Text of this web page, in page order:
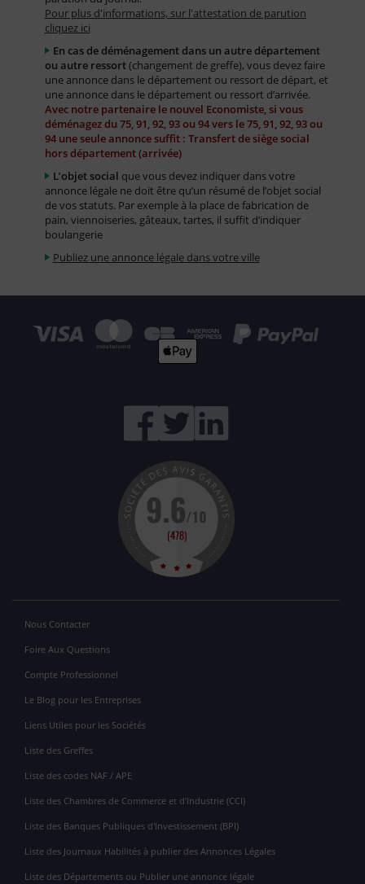
Pour plus d'informations, sur l'attestation de parution
cliquez ici
En cas de déménagement dans un autre département
ou autre ressort(changement de greffe), vous devez faire
une annonce dans le département ou ressort de départ, et
une annonce dans le département ou ressort d’arrivée.
Avec notre partenaire le nouvel Economiste, si vous
déménagez du 75, 91, 92, 93 ou 94 vers le 75, 91, 92, 93 ou
94 une seule annonce suffit : Transfert de siège social
hors département (arrivée)
L’objet social que vous devez indiquer dans votre
annonce légale ne doit être qu’un résumé de l’objet social
de vos statuts. Par exemple à la place de fabrication de
pain, viennoiseries, gâteaux, tartes, il suffit d’indiquer
boulangerie
Publiez une annonce légale dans votre ville
Nous Contacter
Foire Aux Questions
Compte Professionnel
Le Blog pour les Entreprises
Liens Utiles pour les Sociétés
Liste des Greffes
Liste des codes NAF / APE
Liste des Chambres de Commerce et d'Industrie (CCI)
Liste des Banques Publiques d'Investissement (BPI)
Liste des Journaux Habilités à publier des Annonces Légales
Liste des Départements ou Publier une annonce légale